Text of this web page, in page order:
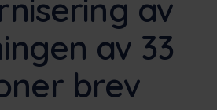
av
av 33
brev